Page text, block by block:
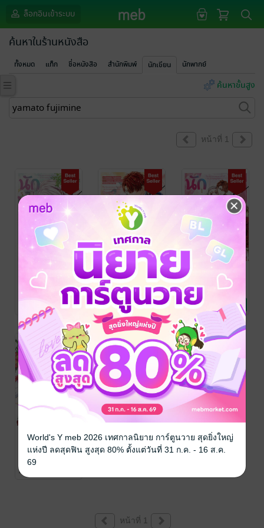
ล็อกอินเข้าระบบ
ค้นหาในร้านหนังสือ
ทั้งหมด แท็ก ชื่อหนังสือ สำนักพิมพ์ นักเขียน นักพากย์
ค้นหาขั้นสูง
หน้าที่ 1
ชีวิตแสนวุ่นของ
นักบุญโมนิก้า 3
Yamato Fujimine,
Makino Maebaru,
Hachi Uehara
Bongkoch
Publishing
การ์ตูนผู้หญิง
ชีวิตแสนวุ่นของ
นักบุญโมนิก้า 2
Yamato Fujimine,
Makino Maebaru,
Hachi Uehara
Bongkoch
Publishing
การ์ตูนผู้หญิง
4 Rating
ชีวิตแสนวุ่นของ
นักบุญโมนิก้า 1
Yamato Fujimine,
Makino Maebaru,
Hachi Uehara
Bongkoch
Publishing
การ์ตูนผู้หญิง
6 Rating
ไม่มีวันได้ลิ้มรส
อีกครั้ง ~แรง
กระตุ้นหวานปน
ขม~ (เล่มเดียว
Yamato FUJIMINE
/ Sarie HINAKURA
/ Bongkoch
การ์ตูนผู้หญิง
13 Rating
หน้าที่ 1
World's Y meb 2026 เทศกาลนิยาย การ์ตูนวาย สุดยิ่งใหญ่
แห่งปี ลดสุดฟิน สูงสุด 80% ตั้งแต่วันที่ 31 ก.ค. - 16 ส.ค.
69